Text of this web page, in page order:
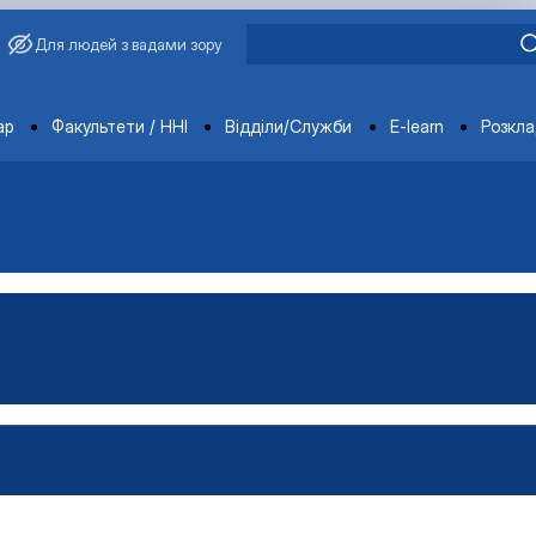
Для людей з вадами зору
Факультети / ННІ Відділи/Служби E-learn
продукц…